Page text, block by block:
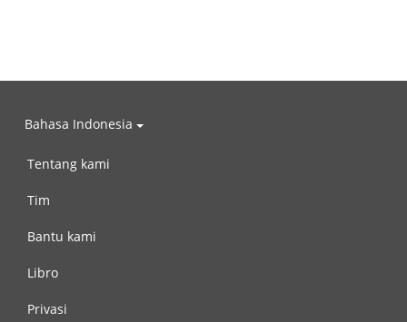
Bahasa Indonesia
Tentang kami
Tim
Bantu kami
Libro
Privasi